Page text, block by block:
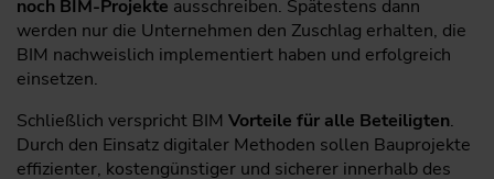
noch BIM-Projekte ausschreiben. Spätestens dann
werden nur die Unternehmen den Zuschlag erhalten, die
BIM nachweislich implementiert haben und erfolgreich
einsetzen.
Schließlich verspricht BIM Vorteile für alle Beteiligten.
Durch den Einsatz digitaler Methoden sollen Bauprojekte
effizienter, kostengünstiger und sicherer innerhalb des